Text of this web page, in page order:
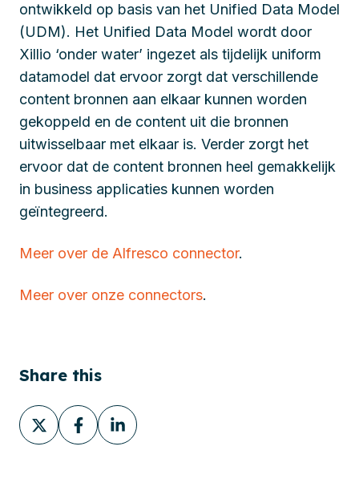
ontwikkeld op basis van het Unified Data Model
(UDM). Het Unified Data Model wordt door
Xillio ‘onder water’ ingezet als tijdelijk uniform
datamodel dat ervoor zorgt dat verschillende
content bronnen aan elkaar kunnen worden
gekoppeld en de content uit die bronnen
uitwisselbaar met elkaar is. Verder zorgt het
ervoor dat de content bronnen heel gemakkelijk
in business applicaties kunnen worden
geïntegreerd.
Meer over de Alfresco connector.
Meer over onze connectors.
Share this
Share
on
Share
on
Share
on